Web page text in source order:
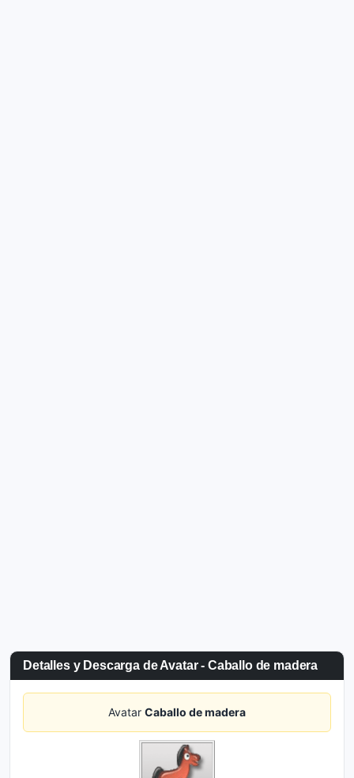
Detalles y Descarga de Avatar - Caballo de madera
Avatar Caballo de madera